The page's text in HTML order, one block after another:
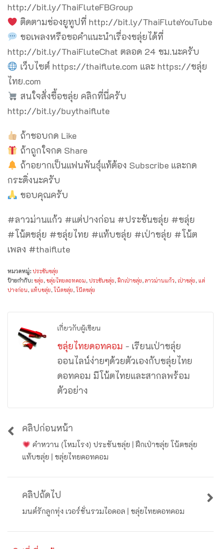
http://bit.ly/ThaiFluteFBGroup
ติดตามช่องยูทูปที่ http://bit.ly/ThaiFluteYouTube
ขอเพลงหรือขอคำแนะนำเรื่องขลุ่ยได้ที่
http://bit.ly/ThaiFluteChat ตลอด 24 ชม.นะครับ
เว็บไซต์ https://thaiflute.com และ https://ขลุ่ย
ไทย.com
สนใจสั่งซื้อขลุ่ย คลิกที่นี่ครับ
http://bit.ly/buythaiflute
ถ้าชอบกด Like
ถ้าถูกใจกด Share
ถ้าอยากเป็นแฟนพันธุ์แท้ต้อง Subscribe และกด
กระดิ่งนะครับ
ขอบคุณครับ
#ลาวม่านแก้ว #แต่ปางก่อน #ประชันขลุ่ย #ขลุ่ย
#โน้ตขลุ่ย #ขลุ่ยไทย #แท้บขลุ่ย #เป่าขลุ่ย #โน้ต
เพลง #thaiflute
หมวดหมู่:ประชันขลุ่ย
ป้ายกำกับ:ขลุ่ย, ขลุ่ยไทยดอทคอม, ประชันขลุ่ย, ฝึกเป่าขลุ่ย, ลาวม่านแก้ว, เป่าขลุ่ย, แต่
ปางก่อน, แท้บขลุ่ย, โน้ตขลุ่ย, โน๊ตขลุ่ย
เกี่ยวกับผู้เขียน
ขลุ่ยไทยดอทคอม - เรียนเป่าขลุ่ย
ออนไลน์ง่ายๆด้วยตัวเองกับขลุ่ยไทย
ดอทคอม มีโน้ตไทยและสากลพร้อม
ตัวอย่าง
คลิปก่อนหน้า
คำหวาน (โหมโรง) ประชันขลุ่ย | ฝึกเป่าขลุ่ย โน้ตขลุ่ย
แท้บขลุ่ย | ขลุ่ยไทยดอทคอม
คลิปถัดไป
มนต์รักลูกทุ่ง เวอร์ชั่นรวมไอดอล | ขลุ่ยไทยดอทคอม